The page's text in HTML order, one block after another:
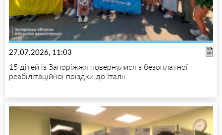
27.07.2026, 11:03
15 дітей із Запоріжжя повернулися з безоплатної
реабілітаційної поїздки до Італії